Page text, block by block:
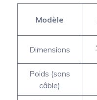
Modèle
Dimensions
Poids (sans
câble)